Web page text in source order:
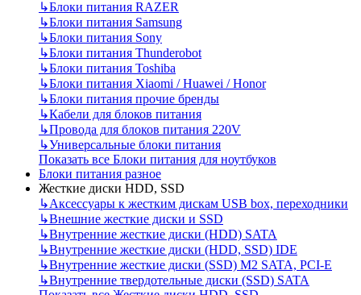
↳Блоки питания RAZER
↳Блоки питания Samsung
↳Блоки питания Sony
↳Блоки питания Thunderobot
↳Блоки питания Toshiba
↳Блоки питания Xiaomi / Huawei / Honor
↳Блоки питания прочие бренды
↳Кабели для блоков питания
↳Провода для блоков питания 220V
↳Универсальные блоки питания
Показать все Блоки питания для ноутбуков
Блоки питания разное
Жесткие диски HDD, SSD
↳Аксессуары к жестким дискам USB box, переходники
↳Внешние жесткие диски и SSD
↳Внутренние жесткие диски (HDD) SATA
↳Внутренние жесткие диски (HDD, SSD) IDE
↳Внутренние жесткие диски (SSD) M2 SATA, PCI-E
↳Внутренние твердотельные диски (SSD) SATA